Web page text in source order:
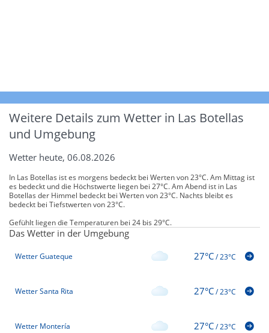
Weitere Details zum Wetter in Las Botellas
und Umgebung
Wetter heute, 06.08.2026
In Las Botellas ist es morgens bedeckt bei Werten von 23°C. Am Mittag ist
es bedeckt und die Höchstwerte liegen bei 27°C. Am Abend ist in Las
Botellas der Himmel bedeckt bei Werten von 23°C. Nachts bleibt es
bedeckt bei Tiefstwerten von 23°C.
Gefühlt liegen die Temperaturen bei 24 bis 29°C.
Das Wetter in der Umgebung
Wetter Guateque 27°C/23°C
Wetter Santa Rita 27°C/23°C
Wetter Montería 27°C/23°C